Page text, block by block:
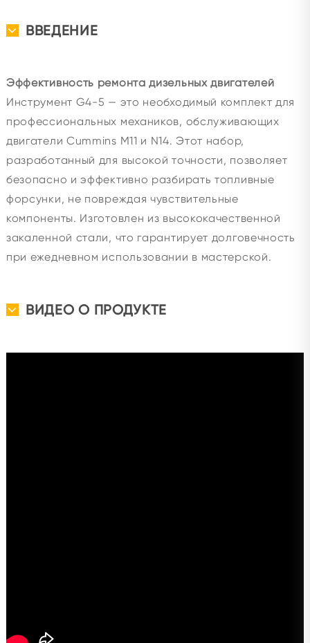
ВВЕДЕНИЕ
Эффективность ремонта дизельных двигателей
Инструмент G4-5 — это необходимый комплект для
профессиональных механиков, обслуживающих
двигатели Cummins M11 и N14. Этот набор,
разработанный для высокой точности, позволяет
безопасно и эффективно разбирать топливные
форсунки, не повреждая чувствительные
компоненты. Изготовлен из высококачественной
закаленной стали, что гарантирует долговечность
при ежедневном использовании в мастерской.
ВИДЕО О ПРОДУКТЕ